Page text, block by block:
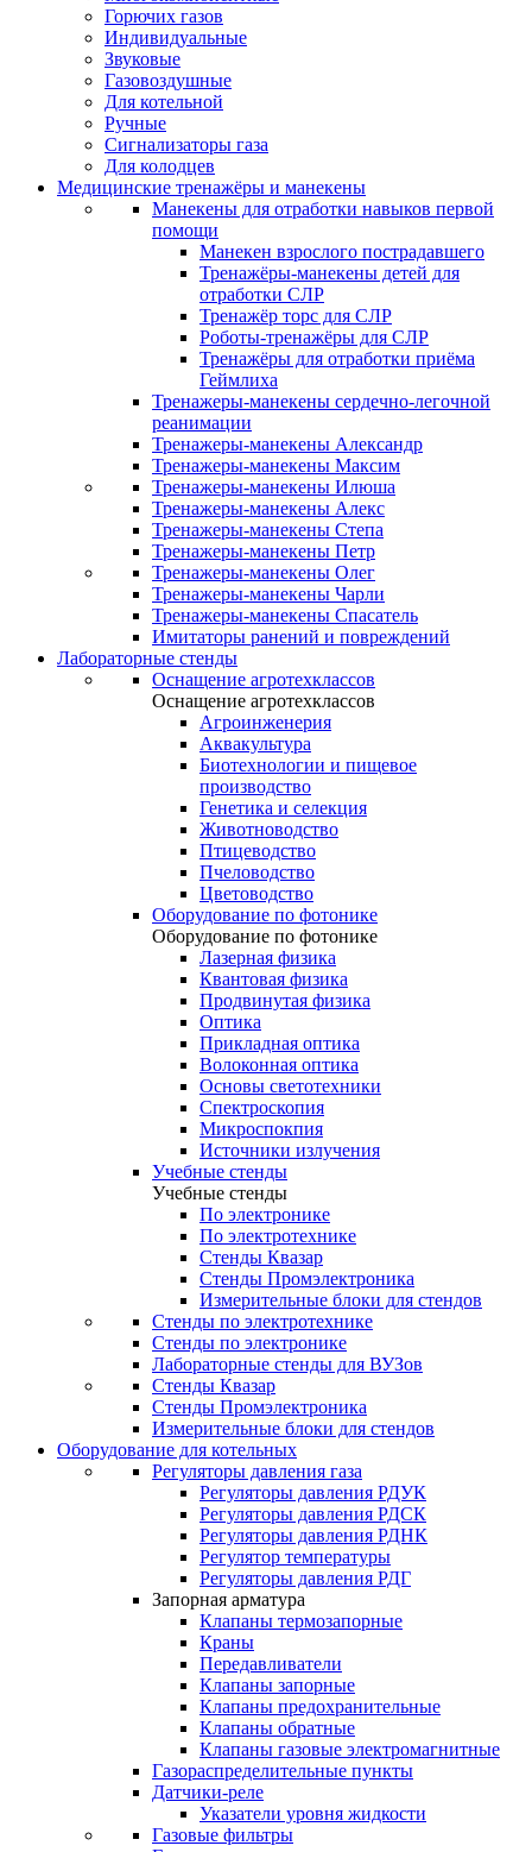
Горючих газов
Индивидуальные
Звуковые
Газовоздушные
Для котельной
Ручные
Сигнализаторы газа
Для колодцев
Медицинские тренажёры и манекены
Манекены для отработки навыков первой
помощи
Манекен взрослого пострадавшего
Тренажёры-манекены детей для
отработки СЛР
Тренажёр торс для СЛР
Роботы-тренажёры для СЛР
Тренажёры для отработки приёма
Геймлиха
Тренажеры-манекены сердечно-легочной
реанимации
Тренажеры-манекены Александр
Тренажеры-манекены Максим
Тренажеры-манекены Илюша
Тренажеры-манекены Алекс
Тренажеры-манекены Степа
Тренажеры-манекены Петр
Тренажеры-манекены Олег
Тренажеры-манекены Чарли
Тренажеры-манекены Спасатель
Имитаторы ранений и повреждений
Лабораторные стенды
Оснащение агротехклассов
Оснащение агротехклассов
Агроинженерия
Аквакультура
Биотехнологии и пищевое
производство
Генетика и селекция
Животноводство
Птицеводство
Пчеловодство
Цветоводство
Оборудование по фотонике
Оборудование по фотонике
Лазерная физика
Квантовая физика
Продвинутая физика
Оптика
Прикладная оптика
Волоконная оптика
Основы светотехники
Спектроскопия
Микроспокпия
Источники излучения
Учебные стенды
Учебные стенды
По электронике
По электротехнике
Стенды Квазар
Стенды Промэлектроника
Измерительные блоки для стендов
Стенды по электротехнике
Стенды по электронике
Лабораторные стенды для ВУЗов
Стенды Квазар
Стенды Промэлектроника
Измерительные блоки для стендов
Оборудование для котельных
Регуляторы давления газа
Регуляторы давления РДУК
Регуляторы давления РДСК
Регуляторы давления РДНК
Регулятор температуры
Регуляторы давления РДГ
Запорная арматура
Клапаны термозапорные
Краны
Передавливатели
Клапаны запорные
Клапаны предохранительные
Клапаны обратные
Клапаны газовые электромагнитные
Газораспределительные пункты
Датчики-реле
Указатели уровня жидкости
Газовые фильтры